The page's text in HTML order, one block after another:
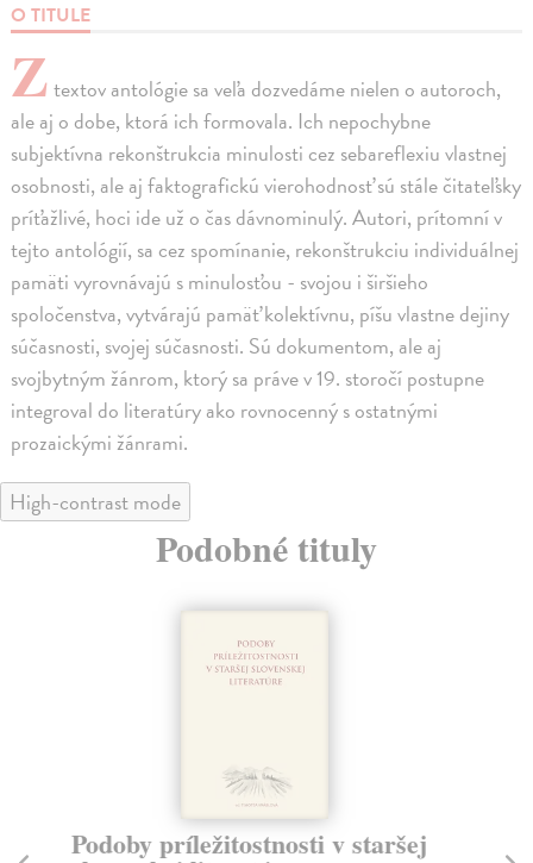
O TITULE
Ztextov antológie sa veľa dozvedáme nielen o autoroch,
ale aj o dobe, ktorá ich formovala. Ich nepochybne
subjektívna rekonštrukcia minulosti cez sebareflexiu vlastnej
osobnosti, ale aj faktografickú vierohodnosť sú stále čitateľsky
príťažlivé, hoci ide už o čas dávnominulý. Autori, prítomní v
tejto antológií, sa cez spomínanie, rekonštrukciu individuálnej
pamäti vyrovnávajú s minulosťou - svojou i širšieho
spoločenstva, vytvárajú pamäť kolektívnu, píšu vlastne dejiny
súčasnosti, svojej súčasnosti. Sú dokumentom, ale aj
svojbytným žánrom, ktorý sa práve v 19. storočí postupne
integroval do literatúry ako rovnocenný s ostatnými
prozaickými žánrami.
High-contrast mode
Podobné tituly
Podoby príležitostnosti v staršej